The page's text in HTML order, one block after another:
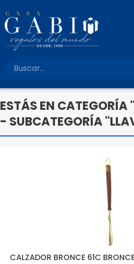
ESTÁS EN CATEGORÍA
- SUBCATEGORÍA
CALZADOR BRONCE 61C